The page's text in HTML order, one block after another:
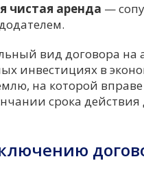
чистая аренда —
вид договора
инвестициях в
на которой
срока